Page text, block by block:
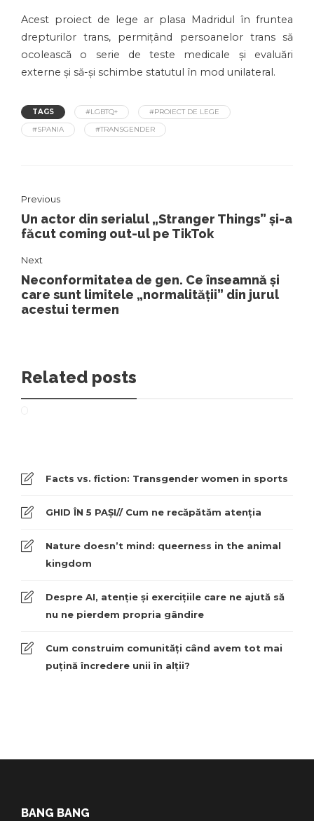
Acest proiect de lege ar plasa Madridul în fruntea
drepturilor trans, permițând persoanelor trans să
ocolească o serie de teste medicale și evaluări
externe și să-și schimbe statutul în mod unilateral.
TAGS #LGBTQ+
#PROIECT DE LEGE
#SPANIA
#TRANSGENDER
Previous
Un actor din serialul „Stranger Things” și-a
făcut coming out-ul pe TikTok
Next
Neconformitatea de gen. Ce înseamnă și
care sunt limitele „normalității” din jurul
acestui termen
Related posts
Facts vs. fiction: Transgender women in sports
GHID ÎN 5 PAȘI// Cum ne recăpătăm atenția
Nature doesn’t mind: queerness in the animal
kingdom
Despre AI, atenție și exercițiile care ne ajută să
nu ne pierdem propria gândire
Cum construim comunități când avem tot mai
puțină încredere unii în alții?
BANG BANG